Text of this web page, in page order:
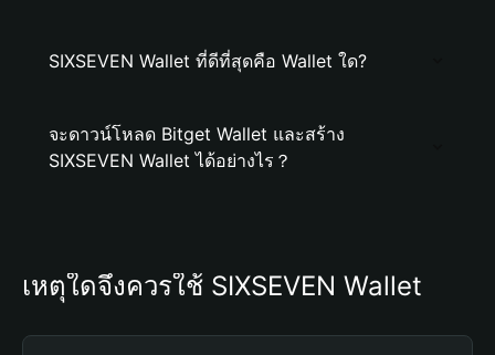
SIXSEVEN Wallet ที่ดีที่สุดคือ Wallet ใด?
จะดาวน์โหลด Bitget Wallet และสร้าง
SIXSEVEN Wallet ได้อย่างไร？
เหตุใดจึงควรใช้ SIXSEVEN Wallet